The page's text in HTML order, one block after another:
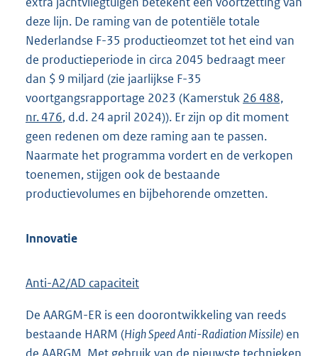
deze lijn. De raming van de potentiële totale
Nederlandse F-35 productieomzet tot het eind van
de productieperiode in circa 2045 bedraagt meer
dan $ 9 miljard (zie jaarlijkse F-35
voortgangsrapportage 2023 (Kamerstuk 26 488,
nr. 476, d.d. 24 april 2024)). Er zijn op dit moment
geen redenen om deze raming aan te passen.
Naarmate het programma vordert en de verkopen
toenemen, stijgen ook de bestaande
productievolumes en bijbehorende omzetten.
Innovatie
Anti-A2/AD capaciteit
De AARGM-ER is een doorontwikkeling van reeds
bestaande HARM (High Speed Anti-Radiation Missile) en